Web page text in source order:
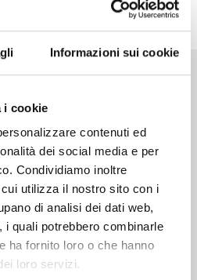
Informazioni sui cookie
i cookie
contenuti ed
dei social media e per
Condividiamo inoltre
utilizza il nostro sito con i
di analisi dei dati web,
i quali potrebbero combinarle
ha fornito loro o che hanno
loro servizi.
serie